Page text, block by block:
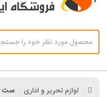
لوازم تحریر و اداری ست